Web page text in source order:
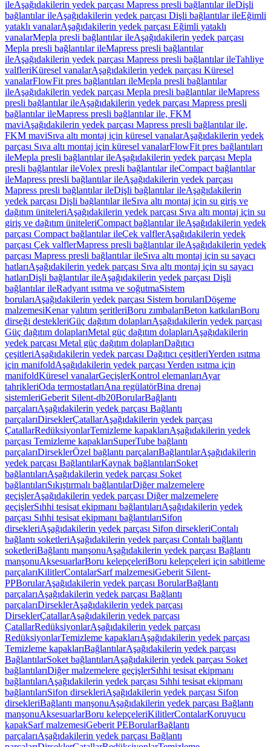
ileAşağıdakilerin yedek parçası Mapress presli bağlantılar ileDişli
bağlantılar ileAşağıdakilerin yedek parçası Dişli bağlantılar ileEğimli
yataklı vanalarAşağıdakilerin yedek parçası Eğimli yataklı
vanalarMepla presli bağlantılar ileAşağıdakilerin yedek parçası
Mepla presli bağlantılar ileMapress presli bağlantılar
ileAşağıdakilerin yedek parçası Mapress presli bağlantılar ileTahliye
valfleriKüresel vanalarAşağıdakilerin yedek parçası Küresel
vanalarFlowFit pres bağlantıları ileMepla presli bağlantılar
ileAşağıdakilerin yedek parçası Mepla presli bağlantılar ileMapress
presli bağlantılar ileAşağıdakilerin yedek parçası Mapress presli
bağlantılar ileMapress presli bağlantılar ile, FKM
maviAşağıdakilerin yedek parçası Mapress presli bağlantılar ile,
FKM maviSıva altı montaj için küresel vanalarAşağıdakilerin yedek
parçası Sıva altı montaj için küresel vanalarFlowFit pres bağlantıları
ileMepla presli bağlantılar ileAşağıdakilerin yedek parçası Mepla
presli bağlantılar ileVolex presli bağlantılar ileCompact bağlantılar
ileMapress presli bağlantılar ileAşağıdakilerin yedek parçası
Mapress presli bağlantılar ileDişli bağlantılar ileAşağıdakilerin
yedek parçası Dişli bağlantılar ileSıva altı montaj için su giriş ve
dağıtım üniteleriAşağıdakilerin yedek parçası Sıva altı montaj için su
giriş ve dağıtım üniteleriCompact bağlantılar ileAşağıdakilerin yedek
parçası Compact bağlantılar ileÇek valflerAşağıdakilerin yedek
parçası Çek valflerMapress presli bağlantılar ileAşağıdakilerin yedek
parçası Mapress presli bağlantılar ileSıva altı montaj için su sayacı
hatlarıAşağıdakilerin yedek parçası Sıva altı montaj için su sayacı
hatlarıDişli bağlantılar ileAşağıdakilerin yedek parçası Dişli
bağlantılar ileRadyant ısıtma ve soğutmaSistem
borularıAşağıdakilerin yedek parçası Sistem borularıDöşeme
malzemesiKenar yalıtım şeritleriBoru zımbalarıBeton katkılarıBoru
dirseği destekleriGüç dağıtım dolaplarıAşağıdakilerin yedek parçası
Güç dağıtım dolaplarıMetal güç dağıtım dolaplarıAşağıdakilerin
yedek parçası Metal güç dağıtım dolaplarıDağıtıcı
çeşitleriAşağıdakilerin yedek parçası Dağıtıcı çeşitleriYerden ısıtma
için manifoldAşağıdakilerin yedek parçası Yerden ısıtma için
manifoldKüresel vanalarGeçişlerKontrol elemanlarıAyar
tahrikleriOda termostatlarıAna regülatörBina drenaj
sistemleriGeberit Silent-db20BorularBağlantı
parçalarıAşağıdakilerin yedek parçası Bağlantı
parçalarıDirseklerÇatallarAşağıdakilerin yedek parçası
ÇatallarRedüksiyonlarTemizleme kapaklarıAşağıdakilerin yedek
parçası Temizleme kapaklarıSuperTube bağlantı
parçalarıDirseklerÖzel bağlantı parçalarıBağlantılarAşağıdakilerin
yedek parçası BağlantılarKaynak bağlantılarıSoket
bağlantılarıAşağıdakilerin yedek parçası Soket
bağlantılarıSıkıştırmalı bağlantılarDiğer malzemelere
geçişlerAşağıdakilerin yedek parçası Diğer malzemelere
geçişlerSıhhi tesisat ekipmanı bağlantılarıAşağıdakilerin yedek
parçası Sıhhi tesisat ekipmanı bağlantılarıSifon
dirsekleriAşağıdakilerin yedek parçası Sifon dirsekleriContalı
bağlantı soketleriAşağıdakilerin yedek parçası Contalı bağlantı
soketleriBağlantı manşonuAşağıdakilerin yedek parçası Bağlantı
manşonuAksesuarlarBoru kelepçeleriBoru kelepçeleri için sabitleme
parçalarıKilitlerContalarSarf malzemesiGeberit Silent-
PPBorularAşağıdakilerin yedek parçası BorularBağlantı
parçalarıAşağıdakilerin yedek parçası Bağlantı
parçalarıDirseklerAşağıdakilerin yedek parçası
DirseklerÇatallarAşağıdakilerin yedek parçası
ÇatallarRedüksiyonlarAşağıdakilerin yedek parçası
RedüksiyonlarTemizleme kapaklarıAşağıdakilerin yedek parçası
Temizleme kapaklarıBağlantılarAşağıdakilerin yedek parçası
BağlantılarSoket bağlantılarıAşağıdakilerin yedek parçası Soket
bağlantılarıDiğer malzemelere geçişlerSıhhi tesisat ekipmanı
bağlantılarıAşağıdakilerin yedek parçası Sıhhi tesisat ekipmanı
bağlantılarıSifon dirsekleriAşağıdakilerin yedek parçası Sifon
dirsekleriBağlantı manşonuAşağıdakilerin yedek parçası Bağlantı
manşonuAksesuarlarBoru kelepçeleriKilitlerContalarKoruyucu
kapakSarf malzemesiGeberit PEBorularBağlantı
parçalarıAşağıdakilerin yedek parçası Bağlantı